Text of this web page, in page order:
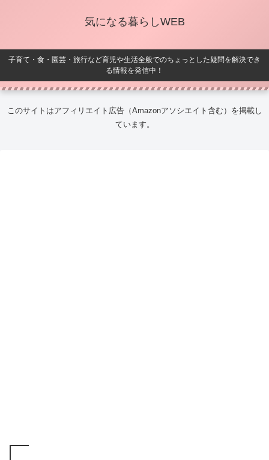
気になる暮らしWEB
子育て・食・園芸・旅行など育児や生活全般でのちょっとした疑問を解決でき
る情報を発信中！
このサイトはアフィリエイト広告（Amazonアソシエイト含む）を掲載し
ています。